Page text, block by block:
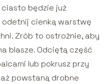
ciasto będzie już
odetnij cienką warstwę
Zrób to ostrożnie, aby
blasze. Odciętą część
lub pokrusz przy
powstaną drobne